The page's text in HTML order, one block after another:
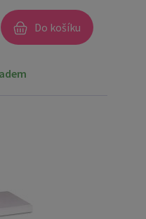
Do košíku